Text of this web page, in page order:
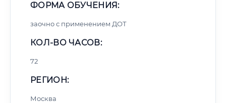
ФОРМА ОБУЧЕНИЯ:
заочно с применением ДОТ
КОЛ-ВО ЧАСОВ:
72
РЕГИОН:
Москва